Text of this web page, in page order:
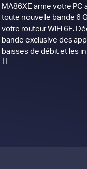
MA86XE arme votre PC
toute nouvelle bande 6
votre routeur WiFi 6E.
bande exclusive des
baisses de débit et les
†‡